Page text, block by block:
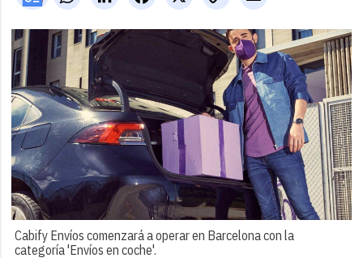
Link
Cabify Envíos comenzará a operar en Barcelona con la
categoría 'Envíos en coche'.